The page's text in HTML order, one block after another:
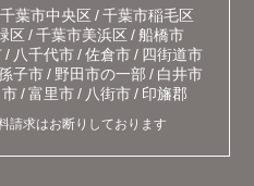
千葉市中央区
千葉市稲毛区
区 千葉市美浜区
船橋市
八千代市 佐倉市
四街道市
子市 野田市の一部
白井市
富里市 八街市 印旛郡
請求はお断りしております